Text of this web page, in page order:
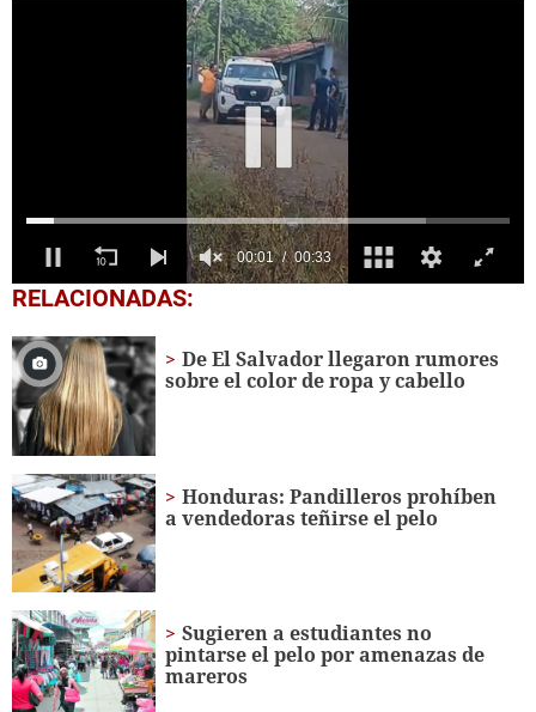
0
seconds
33
seconds
RELACIONADAS:
De El Salvador llegaron rumores
sobre el color de ropa y cabello
Honduras: Pandilleros prohíben
a vendedoras teñirse el pelo
Sugieren a estudiantes no
pintarse el pelo por amenazas de
mareros